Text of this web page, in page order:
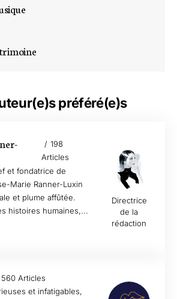
préféré(e)s
198
Articles
et fondatrice de
Marie Ranner-Luxin
et plume affûtée.
histoires humaines,...
Directrice
de la
rédaction
560 Articles
et infatigables,